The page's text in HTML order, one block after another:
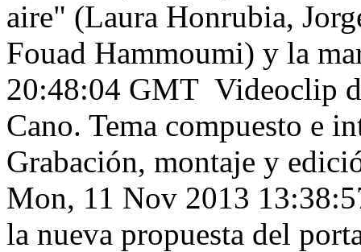
aire" (Laura Honrubia,
Fouad Hammoumi) y la
20:48:04 GMT Videoclip
Cano. Tema compuesto e
Grabación, montaje y
Mon, 11 Nov 2013
la nueva propuesta del